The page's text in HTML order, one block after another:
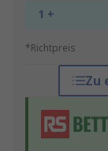
1 +
*Richtpreis
Zu